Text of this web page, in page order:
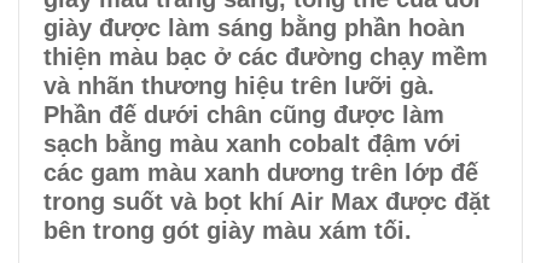
giày được làm sáng bằng phần hoàn
thiện màu bạc ở các đường chạy mềm
và nhãn thương hiệu trên lưỡi gà.
Phần đế dưới chân cũng được làm
sạch bằng màu xanh cobalt đậm với
các gam màu xanh dương trên lớp đế
trong suốt và bọt khí Air Max được đặt
bên trong gót giày màu xám tối.